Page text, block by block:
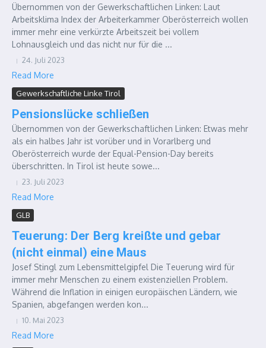
Übernommen von der Gewerkschaftlichen Linken: Laut
Arbeitsklima Index der Arbeiterkammer Oberösterreich wollen
immer mehr eine verkürzte Arbeitszeit bei vollem
Lohnausgleich und das nicht nur für die ...
24. Juli 2023
Read More
Gewerkschaftliche Linke Tirol
Pensionslücke schließen
Übernommen von der Gewerkschaftlichen Linken: Etwas mehr
als ein halbes Jahr ist vorüber und in Vorarlberg und
Oberösterreich wurde der Equal-Pension-Day bereits
überschritten. In Tirol ist heute sowe...
23. Juli 2023
Read More
GLB
Teuerung: Der Berg kreißte und gebar
(nicht einmal) eine Maus
Josef Stingl zum Lebensmittelgipfel Die Teuerung wird für
immer mehr Menschen zu einem existenziellen Problem.
Während die Inflation in einigen europäischen Ländern, wie
Spanien, abgefangen werden kon...
10. Mai 2023
Read More